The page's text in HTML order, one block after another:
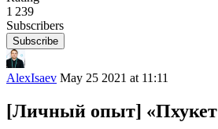
1 239
Subscribers
Subscribe
AlexIsaev May 25 2021 at 11:11
[Личный опыт] «Пхукет